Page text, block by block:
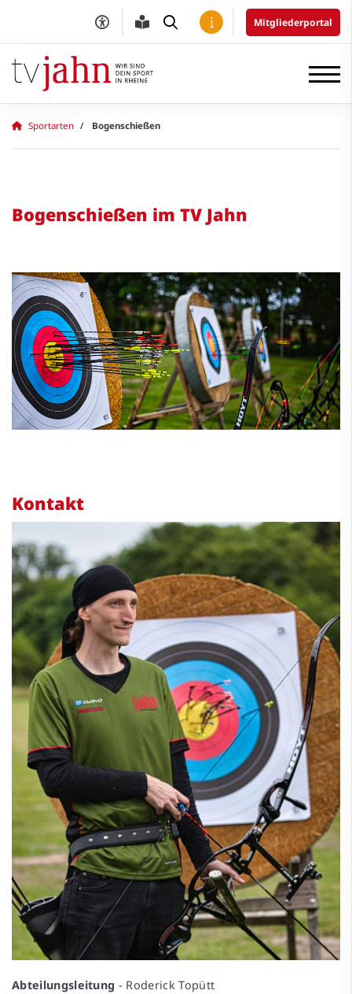
Mitgliederportal
Sportarten Bogenschießen
Bogenschießen im TV Jahn
Kontakt
Abteilungsleitung - Roderick Topütt